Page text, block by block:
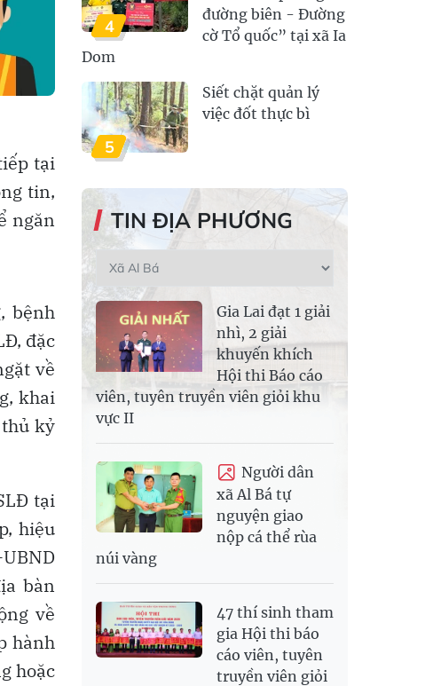
tại
tin,
ngăn
bệnh
đặc
về
khai
kỷ
tại
hiệu
bàn
về
hành
hoặc
4
đường biên - Đường
cờ Tổ quốc” tại xã Ia
Dom
5
Siết chặt quản lý
việc đốt thực bì
TIN ĐỊA PHƯƠNG
Gia Lai đạt 1 giải
nhì, 2 giải
khuyến khích
Hội thi Báo cáo
viên, tuyên truyền viên giỏi khu
vực II
Người dân
xã Al Bá tự
nguyện giao
nộp cá thể rùa
núi vàng
47 thí sinh tham
gia Hội thi báo
cáo viên, tuyên
truyền viên giỏi